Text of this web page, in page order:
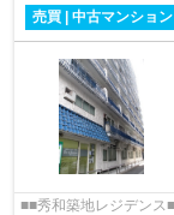
売買 | 中古マンション
■■秀和築地レジデンス■■ ■昭和46年2月竣工 ■鉄筋コンクリート造地